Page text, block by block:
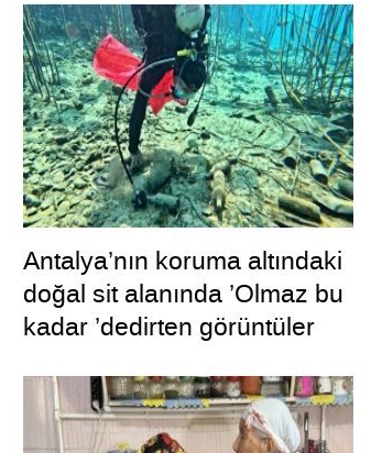
Antalya’nın koruma altındaki
doğal sit alanında ’Olmaz bu
kadar ’dedirten görüntüler